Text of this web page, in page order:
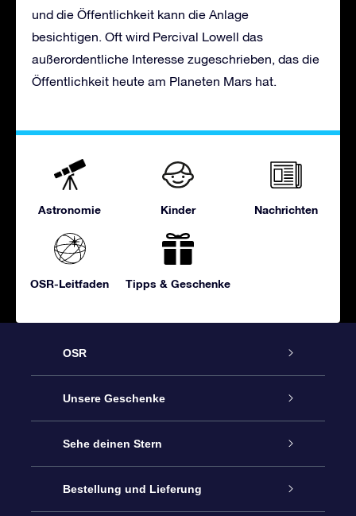
und die Öffentlichkeit kann die Anlage
besichtigen. Oft wird Percival Lowell das
außerordentliche Interesse zugeschrieben, das die
Öffentlichkeit heute am Planeten Mars hat.
Astronomie Kinder Nachrichten
OSR-Leitfaden Tipps & Geschenke
OSR
Service
Kontakt
Blog
Unsere Geschenke
Sterne schenken
OSR-Geschenkpaket
Sehe deinen Stern
Sternregister
Bestellung und Lieferung